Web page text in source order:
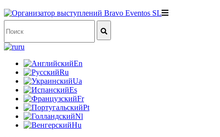
ru
En
Ru
Ua
Es
Fr
Pt
Nl
Hu